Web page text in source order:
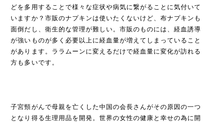
どを多用することで様々な症状や病気に繋がることに気付いて
いますか？市販のナプキンは使いたくないけど、布ナプキンも
面倒だし、衛生的な管理が難しい。市販のものには、経血誘導
が強いものが多く必要以上に経血量が増えてしまっていること
があります。ララムーンに変えるだけで経血量に変化が訪れる
方も多いです。
子宮頸がんで母親を亡くした中国の会長さんがその原因の一つ
となり得る生理用品を開発。世界の女性の健康と幸せの為に開